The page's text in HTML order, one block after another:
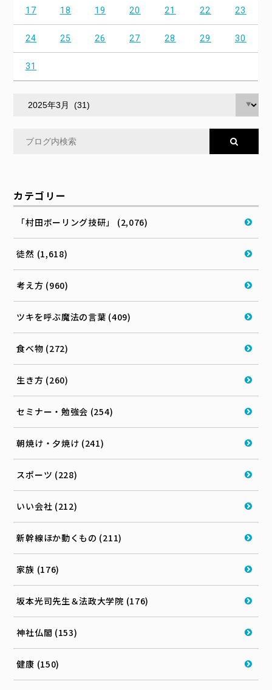
17 18 19 20 21 22 23
24 25 26 27 28 29 30
31
カテゴリー
「村田ボーリング技研」 (2,076)
徒然 (1,618)
考え方 (960)
ツキを呼ぶ魔法の言葉 (409)
食べ物 (272)
生き方 (260)
セミナー・勉強会 (254)
朝焼け・夕焼け (241)
スポーツ (228)
いい会社 (212)
新幹線ほか動くもの (211)
家族 (176)
坂本光司先生＆法政大学院 (176)
神社仏閣 (153)
健康 (150)